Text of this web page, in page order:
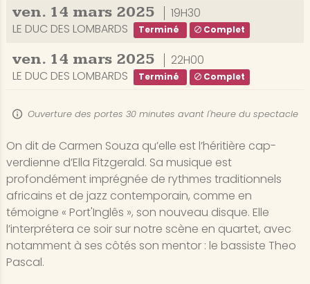
ven. 14 mars 2025
19H30
LE DUC DES LOMBARDS
Terminé Complet
ven. 14 mars 2025
22H00
LE DUC DES LOMBARDS
Terminé Complet
Ouverture des portes 30 minutes avant l'heure du spectacle
On dit de Carmen Souza qu’elle est l’héritière cap-
verdienne d’Ella Fitzgerald. Sa musique est
profondément imprégnée de rythmes traditionnels
africains et de jazz contemporain, comme en
témoigne « Port'Inglês », son nouveau disque. Elle
l’interprétera ce soir sur notre scène en quartet, avec
notamment à ses côtés son mentor : le bassiste Theo
Pascal.